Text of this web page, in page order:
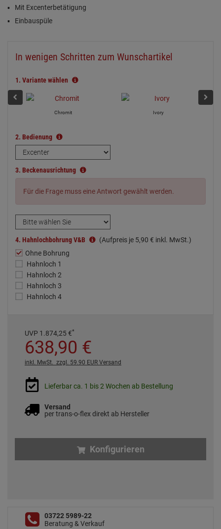
Mit Excenterbetätigung
Einbauspüle
In wenigen Schritten zum Wunschartikel
1. Variante wählen
Chromit Ivory
2. Bedienung
3. Beckenausrichtung
Für die Frage muss eine Antwort gewählt werden.
4. Hahnlochbohrung V&B (Aufpreis je 5,90 € inkl. MwSt.)
Ohne Bohrung
Hahnloch 1
Hahnloch 2
Hahnloch 3
Hahnloch 4
UVP 1.874,25€*
638,90 €
inkl. MwSt. zzgl. 59.90 EUR Versand
Lieferbar ca. 1 bis 2 Wochen ab Bestellung
Versand
per trans-o-flex direkt ab Hersteller
Konfigurieren
03722 5989-22
Beratung & Verkauf